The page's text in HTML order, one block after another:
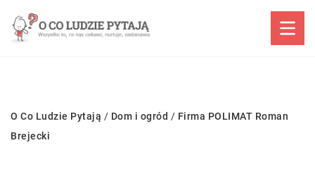
O Co Ludzie Pytają / Dom i ogród / Firma POLIMAT Roman
Brejecki